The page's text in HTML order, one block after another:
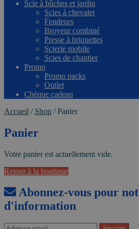
Scie à bûches et jardin
Scies à chevalet
Fendeurs
Broyeur combiné
Presse à briquettes
Scierie mobile
Scies de chantier
Promo
Promo packs
Outlet
Chèque cadeau
Accueil / Shop /Panier
Panier
Votre panier est actuellement vide.
Retour à la boutique
Abonnez-vous pour
d'information